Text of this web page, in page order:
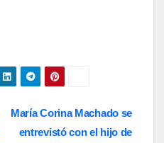
María Corina Machado se
entrevistó con el hijo de